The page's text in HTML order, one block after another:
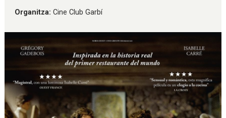
Organitza: Cine Club Garbí